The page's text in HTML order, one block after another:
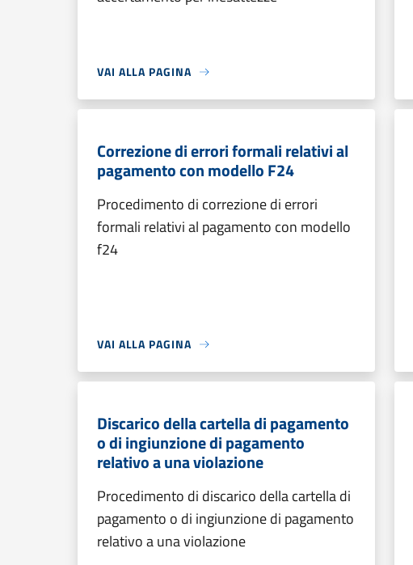
VAI ALLA PAGINA
Correzione di errori formali relativi al
pagamento con modello F24
Procedimento di correzione di errori
formali relativi al pagamento con modello
f24
VAI ALLA PAGINA
Discarico della cartella di pagamento
o di ingiunzione di pagamento
relativo a una violazione
Procedimento di discarico della cartella di
pagamento o di ingiunzione di pagamento
relativo a una violazione